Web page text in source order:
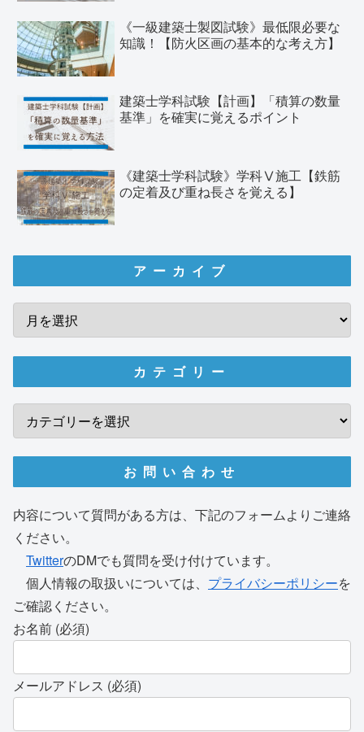
《一級建築士製図試験》最低限必要な
知識！【防火区画の基本的な考え方】
建築士学科試験【計画】「積算の数量
基準」を確実に覚えるポイント
《建築士学科試験》学科Ⅴ施工【鉄筋
の定着及び重ね長さを覚える】
アーカイブ
カテゴリー
お問い合わせ
内容について質問がある方は、下記のフォームよりご連絡
ください。
TwitterのDMでも質問を受け付けています。
個人情報の取扱いについては、 プライバシーポリシーを
ご確認ください。
お名前 (必須)
メールアドレス (必須)